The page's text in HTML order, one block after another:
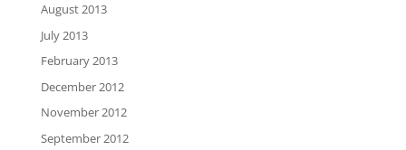
August 2013
July 2013
February 2013
December 2012
November 2012
September 2012